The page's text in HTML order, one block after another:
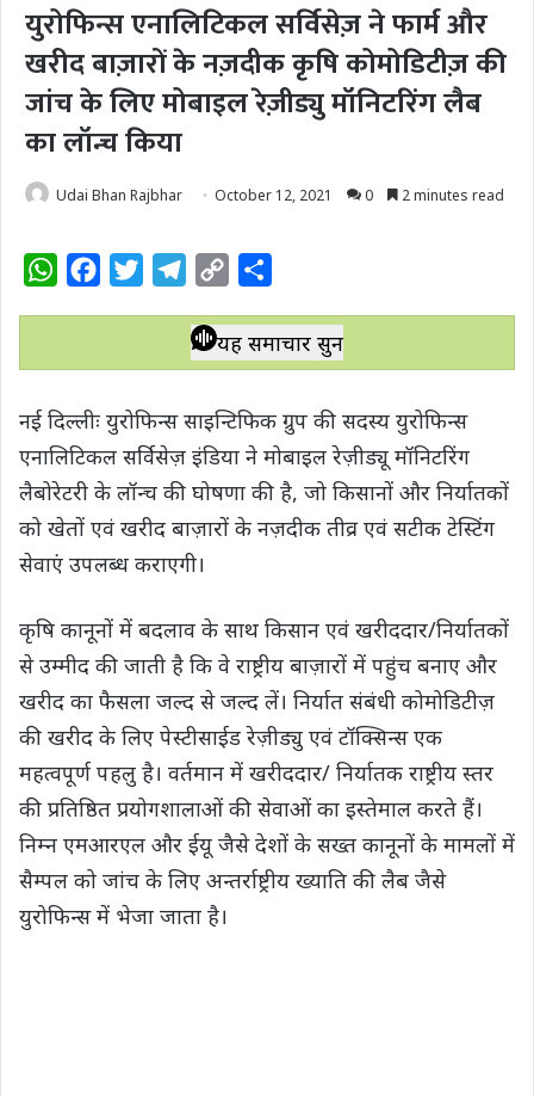
युरोफिन्स एनालिटिकल सर्विसेज़ ने फार्म और
खरीद बाज़ारों के नज़दीक कृषि कोमोडिटीज़ की
जांच के लिए मोबाइल रेज़ीड्यु मॉनिटरिंग लैब
का लॉन्च किया
Udai Bhan Rajbhar October 12, 2021 0 2 minutes read
W
t
A
p
p
e
o
o
k
t
t
e
r
l
e
r
a
m
p
y
i
n
k
a
r
यह समाचार सुनें
नई दिल्लीः युरोफिन्स साइन्टिफिक ग्रुप की सदस्य युरोफिन्स
एनालिटिकल सर्विसेज़ इंडिया ने मोबाइल रेज़ीड्यू मॉनिटरिंग
लैबोरेटरी के लॉन्च की घोषणा की है, जो किसानों और निर्यातकों
को खेतों एवं खरीद बाज़ारों के नज़दीक तीव्र एवं सटीक टेस्टिंग
सेवाएं उपलब्ध कराएगी।
कृषि कानूनों में बदलाव के साथ किसान एवं खरीददार/निर्यातकों
से उम्मीद की जाती है कि वे राष्ट्रीय बाज़ारों में पहुंच बनाए और
खरीद का फैसला जल्द से जल्द लें। निर्यात संबंधी कोमोडिटीज़
की खरीद के लिए पेस्टीसाईड रेज़ीड्यु एवं टॉक्सिन्स एक
महत्वपूर्ण पहलु है। वर्तमान में खरीददार/ निर्यातक राष्ट्रीय स्तर
की प्रतिष्ठित प्रयोगशालाओं की सेवाओं का इस्तेमाल करते हैं।
निम्न एमआरएल और ईयू जैसे देशों के सख्त कानूनों के मामलों में
सैम्पल को जांच के लिए अन्तर्राष्ट्रीय ख्याति की लैब जैसे
युरोफिन्स में भेजा जाता है।